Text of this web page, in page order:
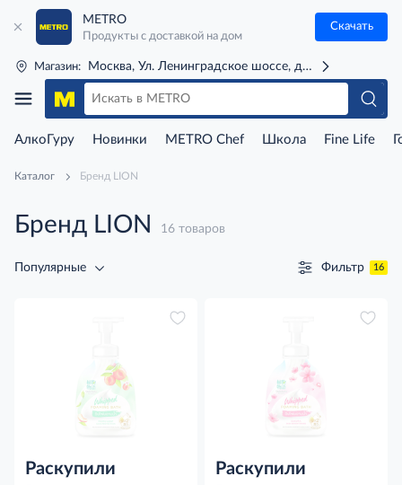
METRO
Продукты с доставкой на дом
Скачать
Магазин: Москва, Ул. Ленинградское шоссе, д. 71Г (м. Речной
АлкоГуру Новинки METRO Chef Школа Fine Life
Каталог Бренд LION
Бренд LION 16 товаров
Популярные Фильтр 16
Раскупили Раскупили